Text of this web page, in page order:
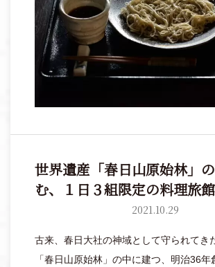
世界遺産「春日山原始林」
む、１日３組限定の料理旅館
2021.10.29
古来、春日大社の神域として守られてき
「春日山原始林」の中に建つ、明治36